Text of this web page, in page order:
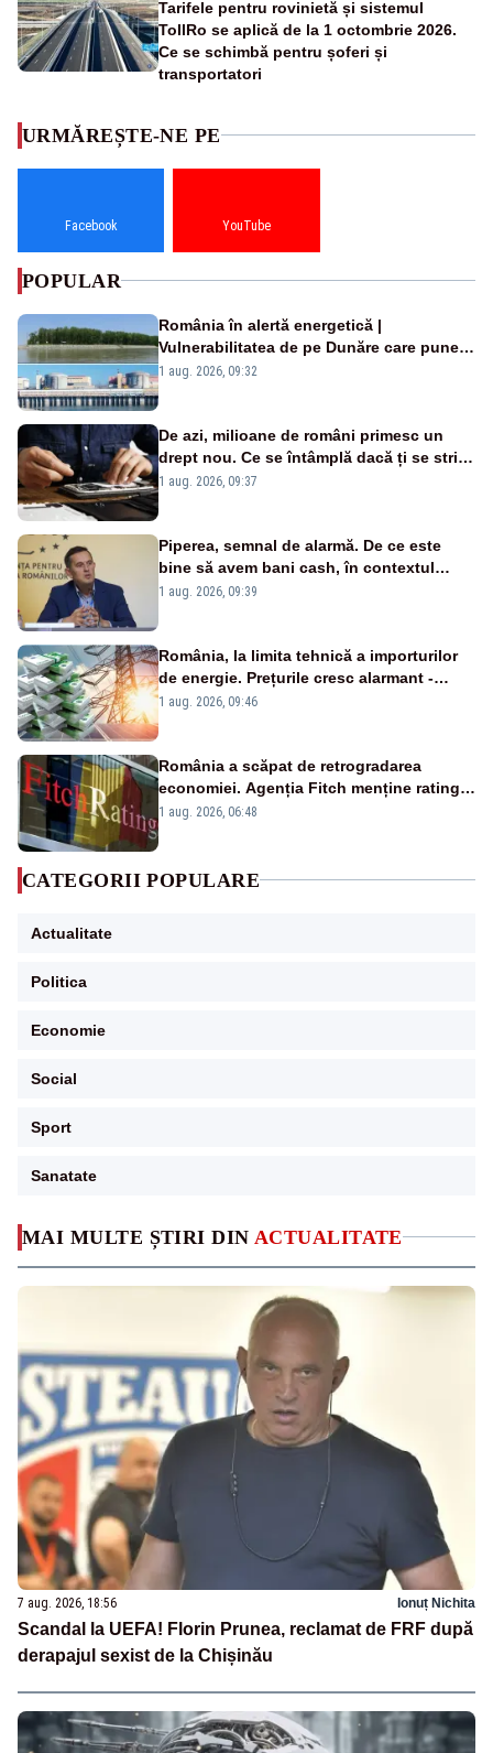
Tarifele pentru rovinietă și sistemul
TollRo se aplică de la 1 octombrie 2026.
Ce se schimbă pentru șoferi și
transportatori
MAI MULTE ȘTIRI DIN ACTUALITATE
7 aug. 2026, 18:56 Ionuț Nichita
Scandal la UEFA! Florin Prunea, reclamat de FRF după
derapajul sexist de la Chișinău
URMĂREȘTE-NE PE
Facebook YouTube
POPULAR
România în alertă energetică |
Vulnerabilitatea de pe Dunăre care pune
în pericol Centrala Cernavodă era
1 aug. 2026, 09:32
De azi, milioane de români primesc un
drept nou. Ce se întâmplă dacă ți se strică
un produs
1 aug. 2026, 09:37
Piperea, semnal de alarmă. De ce este
bine să avem bani cash, în contextul
alertei energetice?
1 aug. 2026, 09:39
România, la limita tehnică a importurilor
de energie. Prețurile cresc alarmant -
Analiză Realitatea Plus
1 aug. 2026, 09:46
România a scăpat de retrogradarea
economiei. Agenția Fitch menține ratingul
„BBB-” cu perspectivă negativă
1 aug. 2026, 06:48
CATEGORII POPULARE
Actualitate
Politica
Economie
Social
Sport
Sanatate